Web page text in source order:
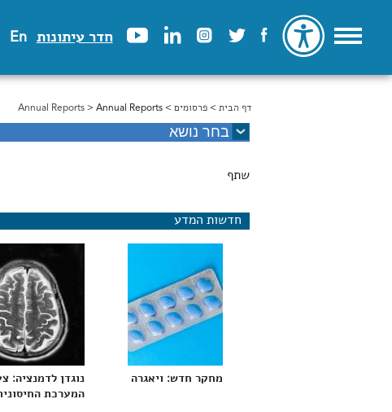
חדר עיתונות En
הינך נמצא כאן
דף הבית >פרסומים >
Annual Reports> Annual Reports
שתף
חדשות המדע
מחקר חדש: ויאגרה עשויה להפחית גרורות
נוגדן לדמנציה:
המערכת